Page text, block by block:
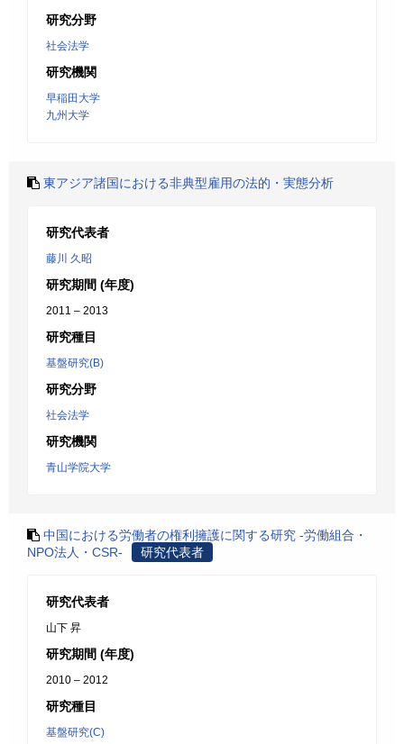
研究分野
社会法学
研究機関
早稲田大学
九州大学
東アジア諸国における非典型雇用の法的・実態分析
研究代表者
藤川 久昭
研究期間 (年度)
2011 – 2013
研究種目
基盤研究(B)
研究分野
社会法学
研究機関
青山学院大学
中国における労働者の権利擁護に関する研究 -労働組合・
NPO法人・CSR-
研究代表者
研究代表者
山下 昇
研究期間 (年度)
2010 – 2012
研究種目
基盤研究(C)